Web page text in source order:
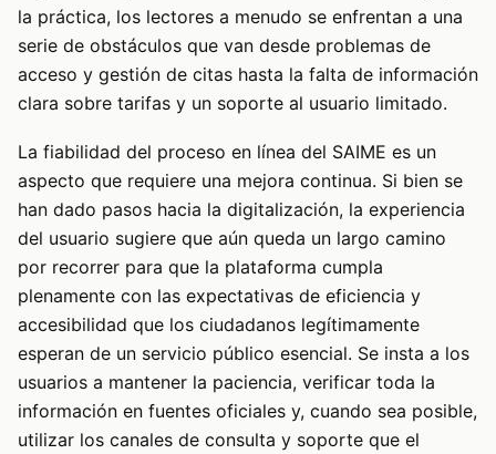
la práctica, los lectores a menudo se enfrentan a una
serie de obstáculos que van desde problemas de
acceso y gestión de citas hasta la falta de información
clara sobre tarifas y un soporte al usuario limitado.
La fiabilidad del proceso en línea del SAIME es un
aspecto que requiere una mejora continua. Si bien se
han dado pasos hacia la digitalización, la experiencia
del usuario sugiere que aún queda un largo camino
por recorrer para que la plataforma cumpla
plenamente con las expectativas de eficiencia y
accesibilidad que los ciudadanos legítimamente
esperan de un servicio público esencial. Se insta a los
usuarios a mantener la paciencia, verificar toda la
información en fuentes oficiales y, cuando sea posible,
utilizar los canales de consulta y soporte que el